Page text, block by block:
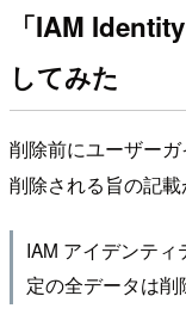
「IAM
してみた
削除前にユーザー
削除される旨の記載
IAM アイデンテ
定の全データは削